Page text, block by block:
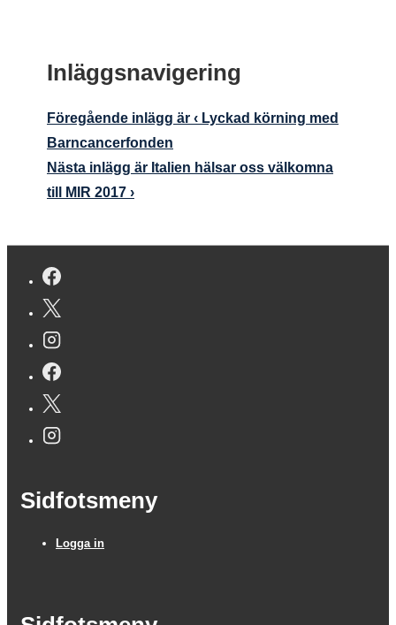
Inläggsnavigering
Föregående inlägg är ‹ Lyckad körning med
Barncancerfonden
Nästa inlägg är Italien hälsar oss välkomna
till MIR 2017 ›
Sidfotsmeny
Logga in